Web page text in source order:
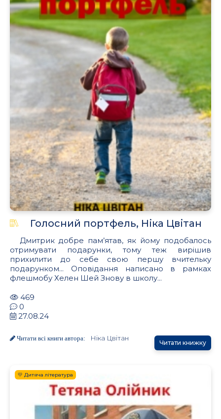
Голосний портфель, Ніка Цвітан
Дмитрик добре пам’ятав, як йому подобалось
отримувати подарунки, тому теж вирішив
прихилити до себе свою першу вчительку
подарунком... Оповідання написано в рамках
флешмобу Хелен Шей Знову в школу...
469
0
27.08.24
Читати всі книги автора: Ніка Цвітан
Читати книжку
💛 Дитяча література